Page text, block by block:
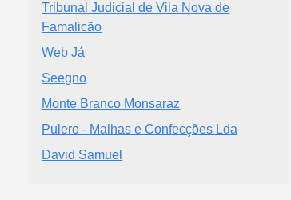
Tribunal Judicial de Vila Nova de
Famalicão
Web Já
Seegno
Monte Branco Monsaraz
Pulero - Malhas e Confecções Lda
David Samuel